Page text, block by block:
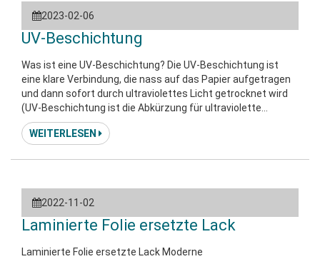
2023-02-06
UV-Beschichtung
Was ist eine UV-Beschichtung? Die UV-Beschichtung ist
eine klare Verbindung, die nass auf das Papier aufgetragen
und dann sofort durch ultraviolettes Licht getrocknet wird
(UV-Beschichtung ist die Abkürzung für ultraviolette
Beschichtung). Zum Beschichten von Papier werden
verschiedene Arten von Verbindungen verwendet; Zu den
haften. Ein UV-Coati
WEITERLESEN
2022-11-02
Laminierte Folie ersetzte Lack
Laminierte Folie ersetzte Lack Moderne